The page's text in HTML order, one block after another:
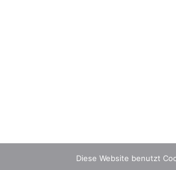
Diese Website benutzt